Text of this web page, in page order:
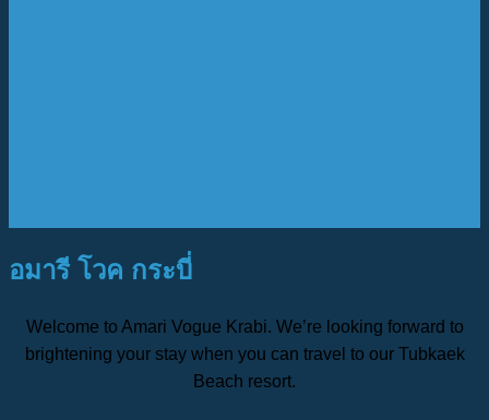
อมารี โวค กระบี่
Welcome to Amari Vogue Krabi. We’re looking forward to
brightening your stay when you can travel to our Tubkaek
Beach resort.